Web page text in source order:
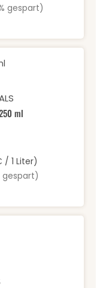
gespart)
von 5 Sternen
ml
1 Liter)
gespart)
von 5 Sternen